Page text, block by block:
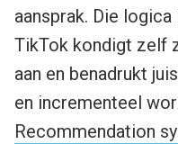
aansprak. Die
TikTok kondigt zelf
aan en benadrukt
en incrementeel
Recommendation